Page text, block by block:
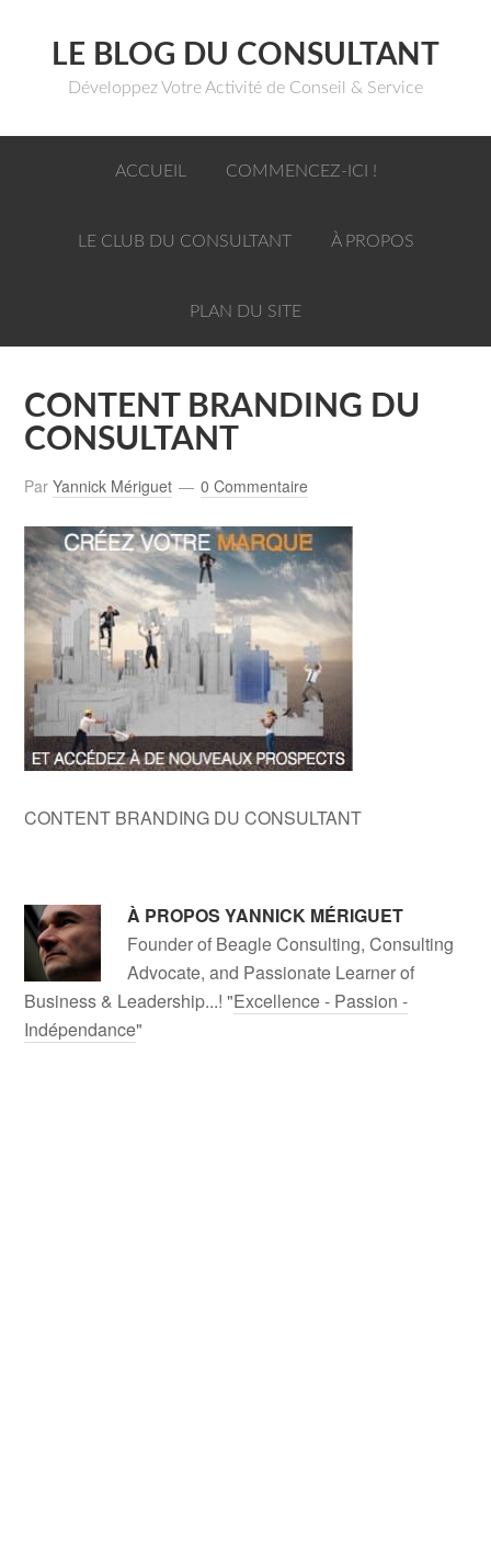
LE BLOG DU CONSULTANT
Développez Votre Activité de Conseil & Service
ACCUEIL COMMENCEZ-ICI !
LE CLUB DU CONSULTANT À PROPOS
PLAN DU SITE
CONTENT BRANDING DU
CONSULTANT
ParYannick Mériguet 0 Commentaire
CONTENT BRANDING DU CONSULTANT
À PROPOSYANNICK MÉRIGUET
Founder of Beagle Consulting, Consulting
Advocate, and Passionate Learner of
Business & Leadership...! "Excellence - Passion -
Indépendance"